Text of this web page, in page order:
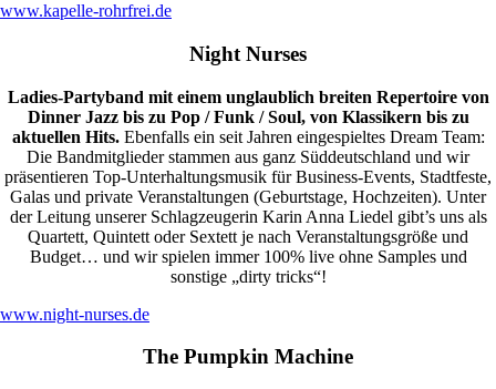
www.kapelle-rohrfrei.de
Night Nurses
Ladies-Partyband mit einem unglaublich breiten Repertoire von
Dinner Jazz bis zu Pop / Funk / Soul, von Klassikern bis zu
aktuellen Hits.Ebenfalls ein seit Jahren eingespieltes Dream Team:
Die Bandmitglieder stammen aus ganz Süddeutschland und wir
präsentieren Top-Unterhaltungsmusik für Business-Events, Stadtfeste,
Galas und private Veranstaltungen (Geburtstage, Hochzeiten). Unter
der Leitung unserer Schlagzeugerin Karin Anna Liedel gibt’s uns als
Quartett, Quintett oder Sextett je nach Veranstaltungsgröße und
Budget… und wir spielen immer 100% live ohne Samples und
sonstige „dirty tricks“!
www.night-nurses.de
The Pumpkin Machine